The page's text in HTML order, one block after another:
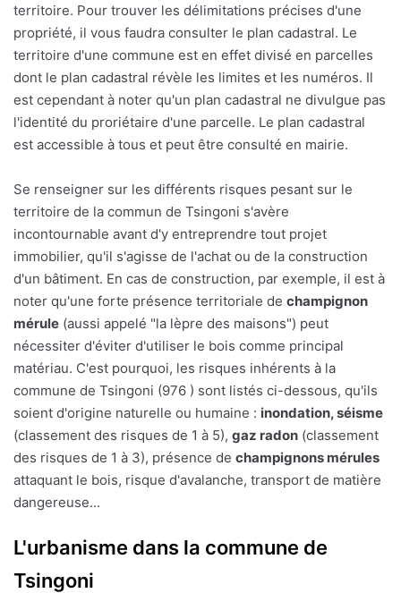
territoire. Pour trouver les délimitations précises d'une
propriété, il vous faudra consulter le plan cadastral. Le
territoire d'une commune est en effet divisé en parcelles
dont le plan cadastral révèle les limites et les numéros. Il
est cependant à noter qu'un plan cadastral ne divulgue pas
l'identité du proriétaire d'une parcelle. Le plan cadastral
est accessible à tous et peut être consulté en mairie.
Se renseigner sur les différents risques pesant sur le
territoire de la commun de Tsingoni s'avère
incontournable avant d'y entreprendre tout projet
immobilier, qu'il s'agisse de l'achat ou de la construction
d'un bâtiment. En cas de construction, par exemple, il est à
noter qu'une forte présence territoriale de champignon
mérule (aussi appelé "la lèpre des maisons") peut
nécessiter d'éviter d'utiliser le bois comme principal
matériau. C'est pourquoi, les risques inhérents à la
commune de Tsingoni (976 ) sont listés ci-dessous, qu'ils
soient d'origine naturelle ou humaine : inondation, séisme
(classement des risques de 1 à 5), gaz radon (classement
des risques de 1 à 3), présence de champignons mérules
attaquant le bois, risque d'avalanche, transport de matière
dangereuse...
L'urbanisme dans la commune de
Tsingoni